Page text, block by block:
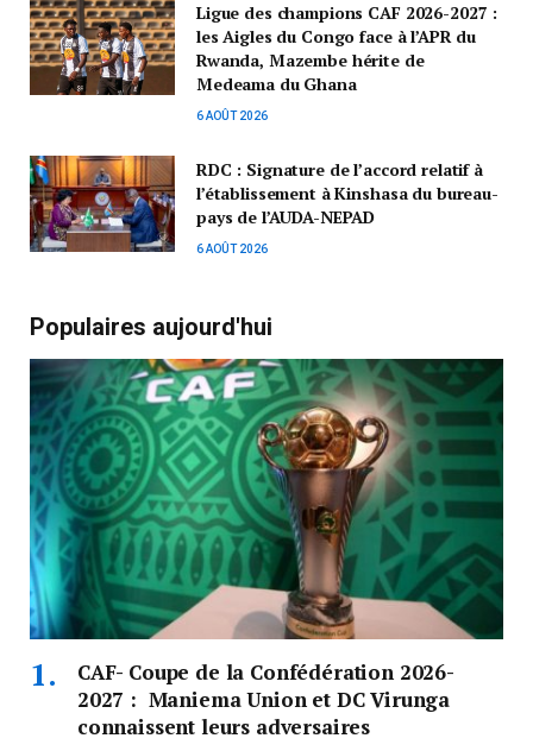
Ligue des champions CAF 2026-2027 :
les Aigles du Congo face à l’APR du
Rwanda, Mazembe hérite de
Medeama du Ghana
6 AOÛT 2026
RDC : Signature de l’accord relatif à
l’établissement à Kinshasa du bureau-
pays de l’AUDA-NEPAD
6 AOÛT 2026
Populaires aujourd'hui
CAF- Coupe de la Confédération 2026-
2027 : Maniema Union et DC Virunga
connaissent leurs adversaires